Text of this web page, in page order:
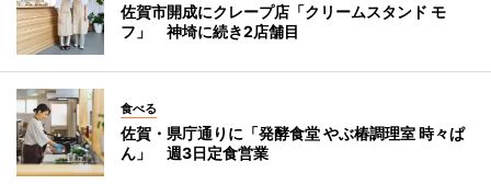
佐賀市開成にクレープ店「クリームスタンド モ
フ」 神埼に続き2店舗目
食べる
佐賀・県庁通りに「発酵食堂 やぶ椿調理室 時々ぱ
ん」 週3日定食営業